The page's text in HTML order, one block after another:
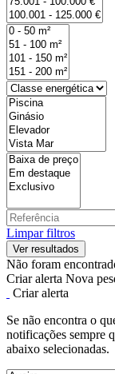
Limpar filtros
Não foram
Criar alerta Nova
Criar alerta
Se não encontra o
notificações sempre
abaixo selecionadas.